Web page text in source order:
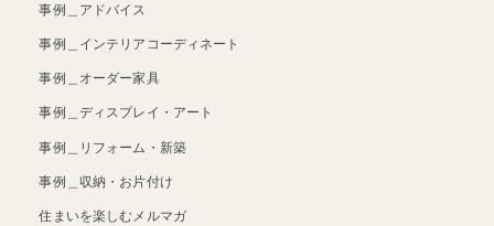
事例＿アドバイス
事例＿インテリアコーディネート
事例＿オーダー家具
事例＿ディスプレイ・アート
事例＿リフォーム・新築
事例＿収納・お片付け
住まいを楽しむメルマガ